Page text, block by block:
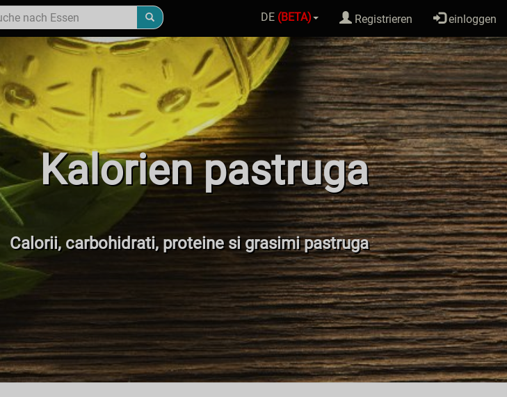
DE (BETA) Registrieren einloggen
Kalorien pastruga
Calorii, carbohidrati, proteine si grasimi pastruga